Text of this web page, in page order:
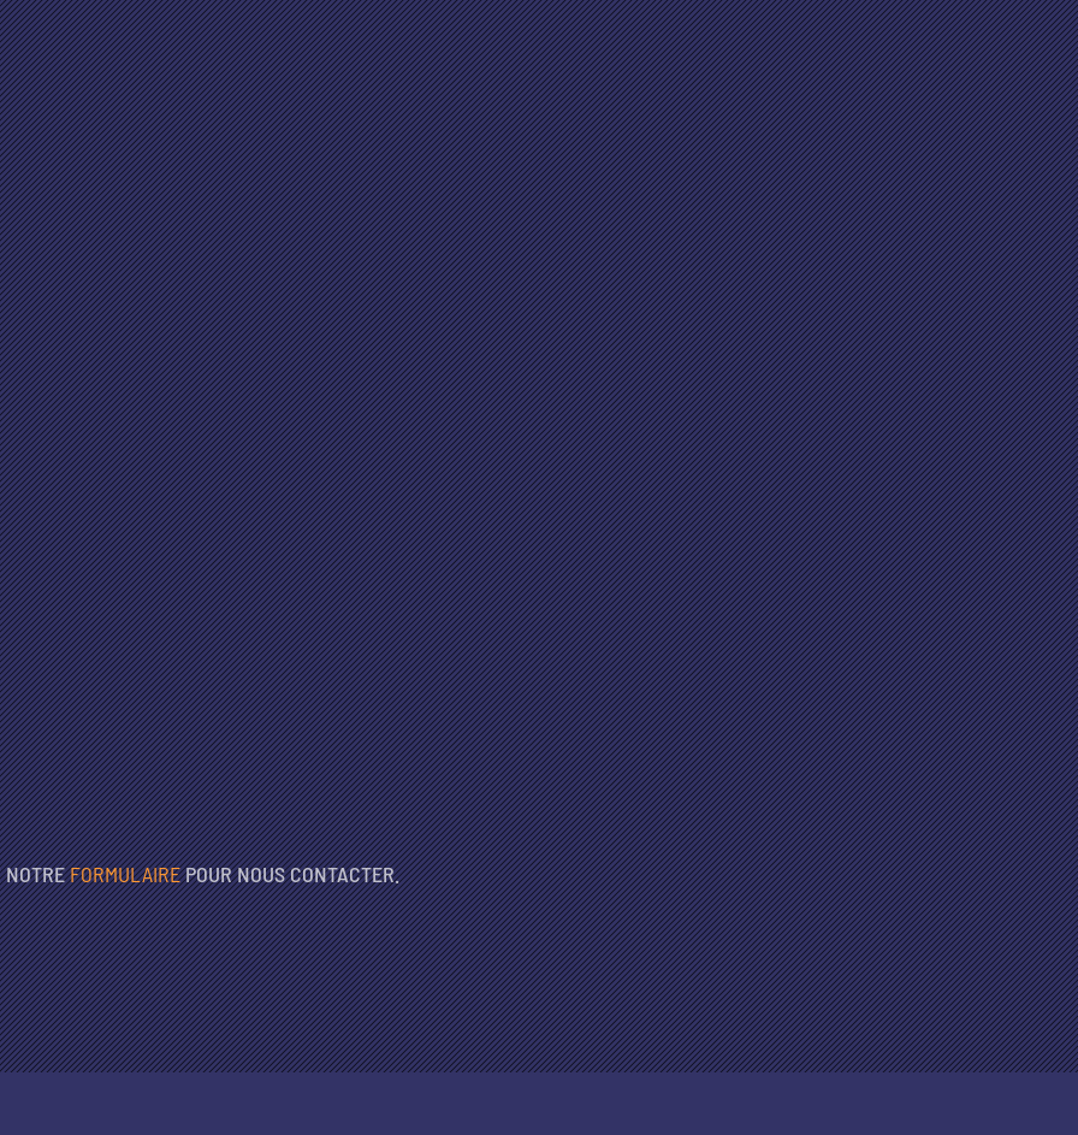
NOTREFORMULAIREPOUR NOUS CONTACTER.